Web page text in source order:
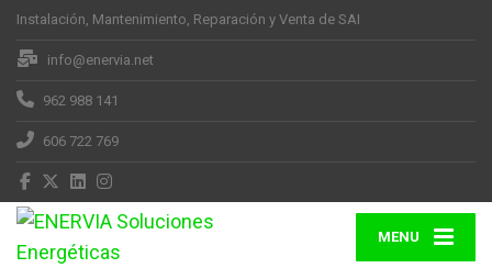
Instalación, Mantenimiento, Reparación y Venta de SAI
info@enervia.net
962 988 141
606 722 769
MENU